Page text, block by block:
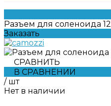
Разъем для соленоида
Заказать
СРАВНИТЬ
В СРАВНЕНИИ
/ шт
Нет в наличии